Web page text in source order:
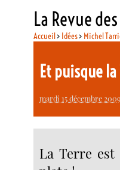
La Revue
Accueil> Idées> Michel
Et puisque
mardi 15 décembre 2009
La Terre